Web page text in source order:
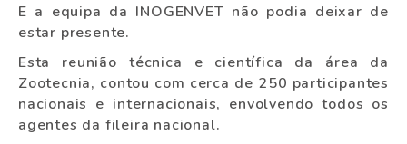
E a equipa da INOGENVET não podia deixar de
estar presente.
Esta reunião técnica e científica da área da
Zootecnia, contou com cerca de 250 participantes
nacionais e internacionais, envolvendo todos os
agentes da fileira nacional.